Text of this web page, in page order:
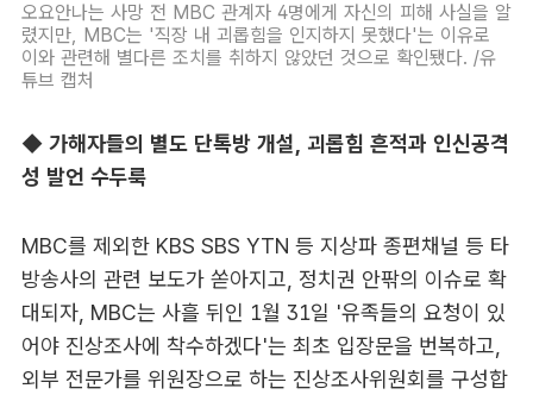
오요안나는 사망 전 MBC 관계자 4명에게 자신의 피해 사실을 알
렸지만, MBC는 '직장 내 괴롭힘을 인지하지 못했다'는 이유로
이와 관련해 별다른 조치를 취하지 않았던 것으로 확인됐다. /유
튜브 캡처
◆ 가해자들의 별도 단톡방 개설, 괴롭힘 흔적과 인신공격
성 발언 수두룩
MBC를 제외한 KBS SBS YTN 등 지상파 종편채널 등 타
방송사의 관련 보도가 쏟아지고, 정치권 안팎의 이슈로 확
대되자, MBC는 사흘 뒤인 1월 31일 '유족들의 요청이 있
어야 진상조사에 착수하겠다'는 최초 입장문을 번복하고,
외부 전문가를 위원장으로 하는 진상조사위원회를 구성합